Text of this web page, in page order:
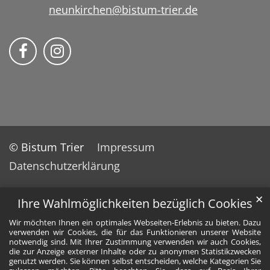
Ihre Wahlmöglichkeiten bezüglich Cookies
Wir möchten Ihnen ein optimales Webseiten-Erlebnis zu bieten. Dazu
verwenden wir Cookies, die für das Funktionieren unserer Website
notwendig sind. Mit Ihrer Zustimmung verwenden wir auch Cookies,
die zur Anzeige externer Inhalte oder zu anonymen Statistikzwecken
genutzt werden. Sie können selbst entscheiden, welche Kategorien Sie
✕
neunkirchen@bistum-trier.de
Bistum Trier auf Facebook
Bistum Trier auf Instragram
© Bistum Trier
Impressum
Datenschutzerklärung